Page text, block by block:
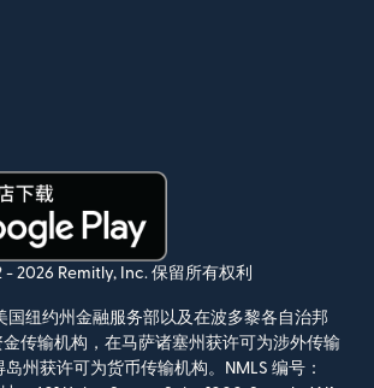
）
- 2026 Remitly, Inc. 保留所有权利
国纽约州金融服务部以及在波多黎各自治邦
金传输机构，在马萨诸塞州获许可为涉外传输
州获许可为货币传输机构。NMLS 编号：